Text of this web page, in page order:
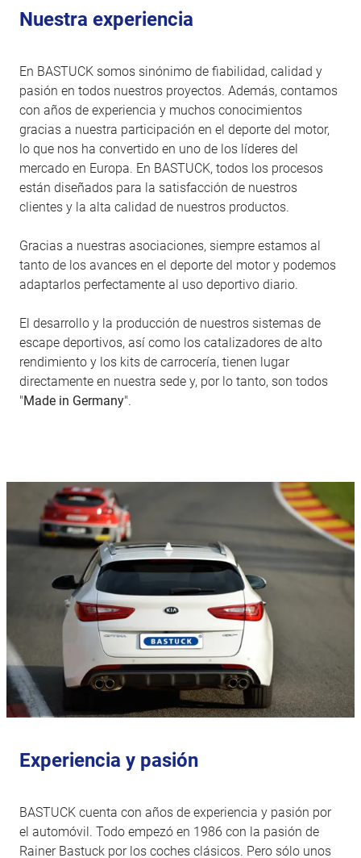
Nuestra experiencia
En BASTUCK somos sinónimo de fiabilidad, calidad y
pasión en todos nuestros proyectos. Además, contamos
con años de experiencia y muchos conocimientos
gracias a nuestra participación en el deporte del motor,
lo que nos ha convertido en uno de los líderes del
mercado en Europa. En BASTUCK, todos los procesos
están diseñados para la satisfacción de nuestros
clientes y la alta calidad de nuestros productos.
Gracias a nuestras asociaciones, siempre estamos al
tanto de los avances en el deporte del motor y podemos
adaptarlos perfectamente al uso deportivo diario.
El desarrollo y la producción de nuestros sistemas de
escape deportivos, así como los catalizadores de alto
rendimiento y los kits de carrocería, tienen lugar
directamente en nuestra sede y, por lo tanto, son todos
"Made in Germany".
Experiencia y pasión
BASTUCK cuenta con años de experiencia y pasión por
el automóvil. Todo empezó en 1986 con la pasión de
Rainer Bastuck por los coches clásicos. Pero sólo unos